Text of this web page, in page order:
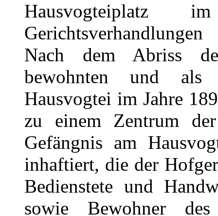
Nach dem Abriss
bewohnten und als
Hausvogtei im Jahre
zu einem Zentrum
Gefängnis am
inhaftiert, die der
Bedienstete und
sowie Bewohner des